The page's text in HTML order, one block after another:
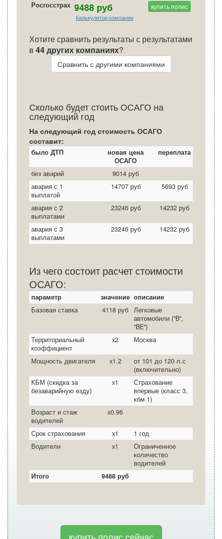
Росгосстрах 9488 руб
Калькулятор компании
купить полис
Хотите сравнить результаты с результатами
в44 других компаниях?
Сравнить с другими компаниями
Сколько будет стоить ОСАГО на
следующий год
На следующий год стоимость ОСАГО
составит:
было ДТП
новая цена
ОСАГО
переплата
без аварий
9014 руб
авария с 1
выплатой
14707 руб 5693 руб
авария с 2
выплатами
23246 руб 14232 руб
авария с 3
выплатами
23246 руб 14232 руб
Из чего состоит расчет стоимости
ОСАГО:
параметр значение описание
Базовая ставка
4118 руб
Легковые
автомобили ("B",
"BE")
Территориальный
коэффициент
x2 Москва
Мощность двигателя x1.2
от 101 до 120 л.с
(включительно)
КБМ (скидка за
безаварийную езду)
x1
Страхование
впервые (класс 3,
кбм 1)
Возраст и стаж
водителей
x0.96
Срок страхования x1
1 год
Водители
x1
Ограниченное
количество
водителей
Итого
9488 руб